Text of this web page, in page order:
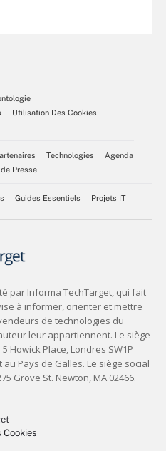
Utilisation Des Cookies
Technologies
Agenda
Presse
Guides Essentiels Projets IT
Cookies